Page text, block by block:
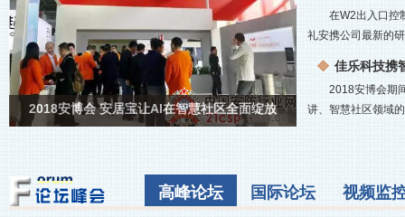
2018安博会 安居宝让AI在智慧社区全面绽放
在W2出入口控
礼安携公司最新的
佳乐科技携
2018安博会期
讲、智慧社区领域
高峰论坛 国际论坛 视频监